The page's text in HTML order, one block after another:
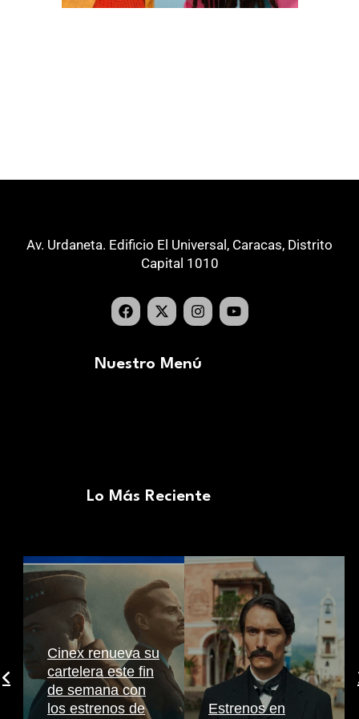
Av. Urdaneta. Edificio El Universal, Caracas, Distrito
Capital 1010
Nuestro Menú
Lo Más Reciente
Cinex renueva su
cartelera este fin
de semana con
los estrenos de
Estrenos en